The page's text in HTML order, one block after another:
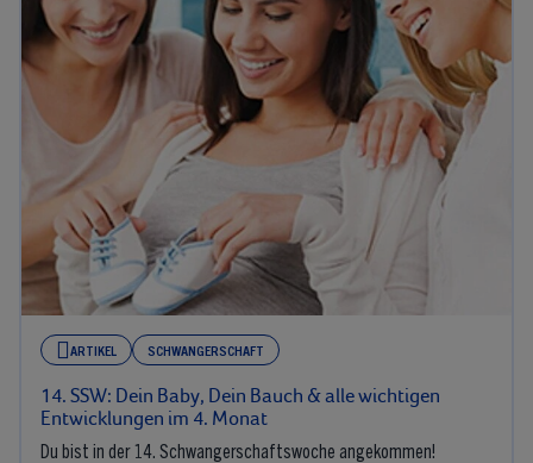
ARTIKEL SCHWANGERSCHAFT
14. SSW: Dein Baby, Dein Bauch & alle wichtigen
Entwicklungen im 4. Monat
Du bist in der 14. Schwangerschaftswoche angekommen!